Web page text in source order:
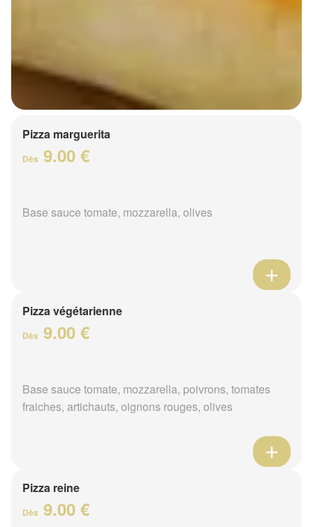
Pizza marguerita
Dès 9.00 €
Base sauce tomate, mozzarella, olives
Pizza végétarienne
Dès 9.00 €
Base sauce tomate, mozzarella, poivrons, tomates
fraiches, artichauts, oignons rouges, olives
Pizza reine
Dès 9.00 €